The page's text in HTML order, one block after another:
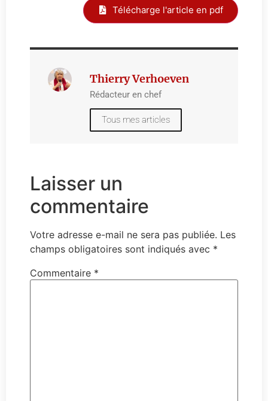
Télécharge l'article en pdf
Thierry Verhoeven
Rédacteur en chef
Tous mes articles
Laisser un
commentaire
Votre adresse e-mail ne sera pas publiée. Les
champs obligatoires sont indiqués avec *
Commentaire *